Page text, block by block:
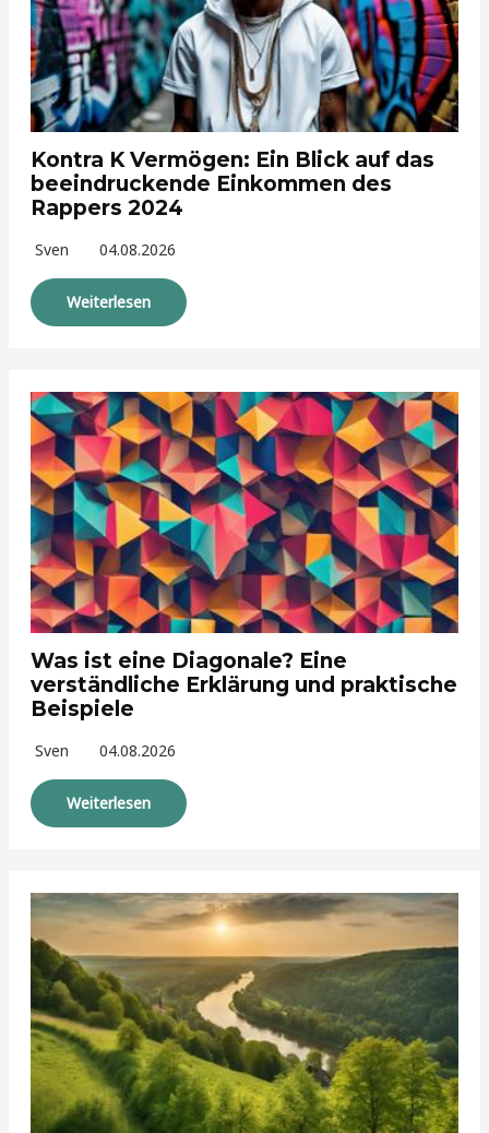
Kontra K Vermögen: Ein Blick auf das
beeindruckende Einkommen des
Rappers 2024
Sven 04.08.2026
Weiterlesen
Was ist eine Diagonale? Eine
verständliche Erklärung und praktische
Beispiele
Sven 04.08.2026
Weiterlesen